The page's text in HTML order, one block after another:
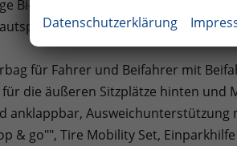
Bi-Color Stoff ""Bright Dots"",
Bluetooth mit
für Fahrer und Beifahrer mit
die äußeren Sitzplätze hinten und
anklappbar, Ausweichunterstützung
& go"", Tire Mobility Set,
Datenschutzerklärung